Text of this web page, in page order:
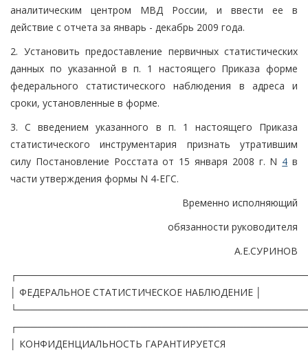
аналитическим центром МВД России, и ввести ее в
действие с отчета за январь - декабрь 2009 года.
2. Установить предоставление первичных статистических
данных по указанной в п. 1 настоящего Приказа форме
федерального статистического наблюдения в адреса и
сроки, установленные в форме.
3. С введением указанного в п. 1 настоящего Приказа
статистического инструментария признать утратившим
силу Постановление Росстата от 15 января 2008 г. N 4 в
части утверждения формы N 4-ЕГС.
Временно исполняющий
обязанности руководителя
А.Е.СУРИНОВ
│ ФЕДЕРАЛЬНОЕ СТАТИСТИЧЕСКОЕ НАБЛЮДЕНИЕ │
│ КОНФИДЕНЦИАЛЬНОСТЬ ГАРАНТИРУЕТСЯ